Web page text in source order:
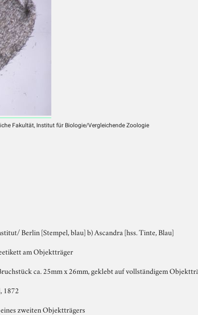
Fakultät, Institut für Biologie/Vergleichende Zoologie
Berlin [Stempel, blau] b) Ascandra [hss. Tinte, Blau]
am Objektträger
ca. 25mm x 26mm, geklebt auf vollständigem
1872
zweiten Objektträgers